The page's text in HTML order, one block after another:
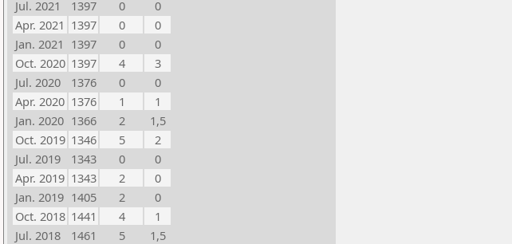
Jul. 2021
1397 0
0
Apr. 2021 1397 0
0
Jan. 2021 1397 0
0
Oct. 2020 1397 4
3
Jul. 2020
1376 0
0
Apr. 2020 1376 1
1
Jan. 2020 1366 2
1,5
Oct. 2019 1346 5
2
Jul. 2019
1343 0
0
Apr. 2019 1343 2
0
Jan. 2019 1405 2
0
Oct. 2018 1441 4
1
Jul. 2018
1461 5
1,5